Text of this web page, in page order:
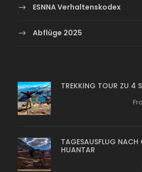
ESNNA Verhaltenskodex
Abflüge 2025
TREKKING TOUR ZU 4
TAGESAUSFLUG NACH
HUANTAR